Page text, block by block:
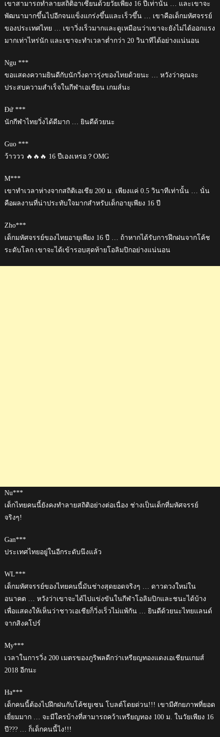
เขาสามารถทำลายสถิติอาเซียนด้วยวัยเพียง 16 ปีเท่านั้น … และเขาจะ
พัฒนามากขึ้นไปอีกจนแข็งแกร่งขึ้นและเร็วขึ้น … เขาคือเด็กมหัศจรรย์
ของประเทศไทย … เขาวิ่งเร็วมากและดูเหมือนว่าเขาจะยังไม่ได้ออกแรง
มากเท่าไหร่นัก และเขาจะทำเวลาต่ำกว่า 20 วินาทีได้อย่างแน่นอน
Ngu ***
ขอแสดงความยินดีกับนักวิ่งดาวรุ่งของไทยด้วยนะ … หวังว่าคุณจะ
ประสบความสำเร็จในกีฬาเอเชียน เกมส์นะ
Đứ ***
นักกีฬาไทยวิ่งได้ดีมาก … ยินดีด้วยนะ
Guo ***
ว้าววว 🔥🔥🔥 16 ปีเองเหรอ？OMG
M***
เขาทำเวลาห่างจากสถิติเอเชีย 200 ม. เพียงแค่ 0.5 วินาทีเท่านั้น … นั่น
คือผลงานที่น่าประทับใจมากสำหรับเด็กอายุเพียง 16 ปี
Zho***
เด็กมหัศจรรย์ของไทยอายุเพียง 16 ปี … ถ้าหากได้รับการฝึกฝนจากโค้ช
ระดับโลก เขาจะได้เข้ารอบสุดท้ายโอลิมปิกอย่างแน่นอน
Nu***
เด็กไทยคนนี้ยังคงทำลายสถิติอย่างต่อเนื่อง ช่างเป็นเด็กที่มหัศจรรย์
จริงๆ!
Gan***
ประเทศไทยอยู่ในอีกระดับนึงแล้ว
WL***
เด็กมหัศจรรย์ของไทยคนนี้มันช่างสุดยอดจริงๆ … ดาวดวงใหม่ใน
อนาคต … หวังว่าเขาจะได้ไปแข่งขันในกีฬาโอลิมปิกและชนะได้บ้าง
เพื่อแสดงให้เห็นว่าชาวเอเชียก็วิ่งเร็วไม่แพ้กัน … ยินดีด้วยนะไทยแลนด์
จากสิงคโปร์
My***
เวลาในการวิ่ง 200 เมตรของภูริพลดีกว่าเหรียญทองแดงเอเชียนเกมส์
2018 อีกนะ
Ha***
เด็กคนนี้ต้องไปฝึกฝนกับโค้ชยูเซน โบลต์โดยด่วน!!! เขามีศักยภาพที่ยอด
เยี่ยมมาก … จะมีใครบ้างที่สามารถคว้าเหรียญทอง 100 ม. ในวัยเพียง 16
ปี??? … ก็เด็กคนนี้ไง!!!